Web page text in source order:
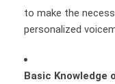
to‌ make the
personalized
Basic Knowledge